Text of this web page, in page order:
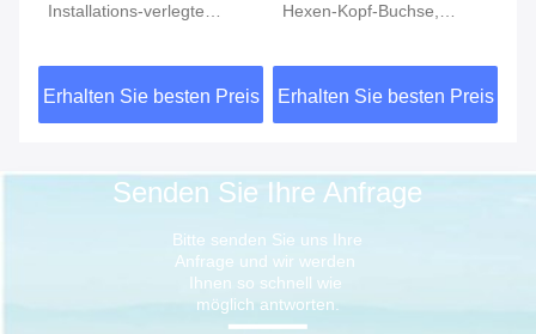
Installations-verlegte
114 CL150 AISI 304
Erhalten Sie besten Preis
Hexen-Kopf-Buchse,
ASTM A351
Erhalten Sie besten Preis
Senden Sie Ihre Anfrage
Bitte senden Sie uns Ihre
Anfrage und wir werden
Ihnen so schnell wie
möglich antworten.